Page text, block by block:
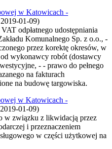
w Katowicach -
01-09)
odpłatnego udostępniania
Komunalnego Sp. z o.o., -
przez korektę okresów, w
wykonawcy robót (dostawcy
- - prawo do pełnego
na fakturach
na budowę targowiska.
w Katowicach -
01-09)
związku z likwidacją przez
i przeznaczeniem
w części użytkowej na